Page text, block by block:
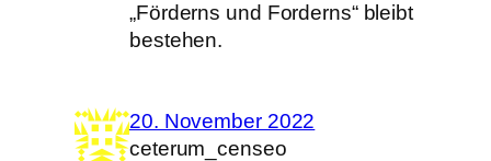
„Förderns und Forderns“ bleibt
bestehen.
20. November 2022
ceterum_censeo